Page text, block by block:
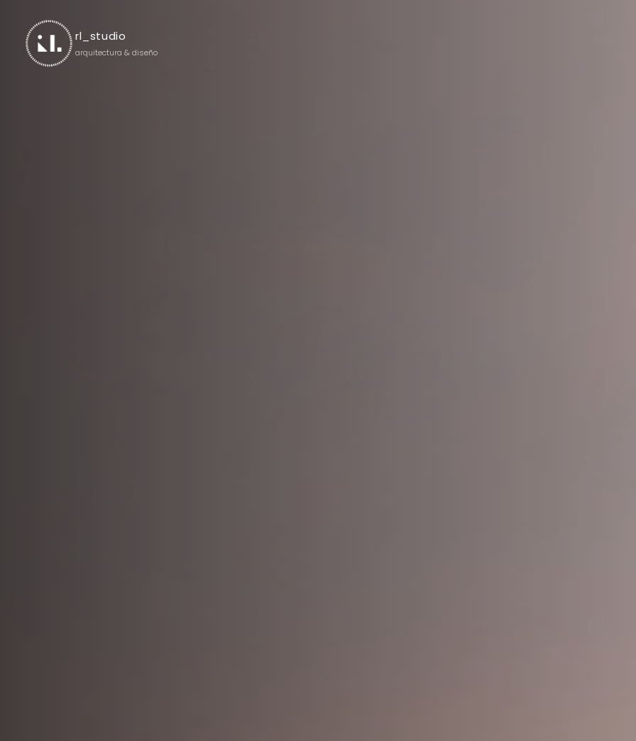
rl_studio
arquitectura & diseño